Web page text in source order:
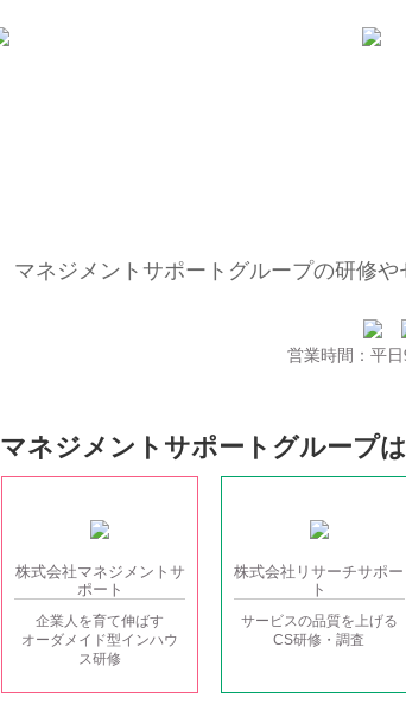
マネジメントサポートグループの研修や
営業時間：平日
マネジメントサポートグループ
株式会社マネジメントサ
ポート
企業人を育て伸ばす
オーダメイド型インハウ
ス研修
株式会社 リサーチサポー
ト
サービスの品質を上げる
CS研修・調査